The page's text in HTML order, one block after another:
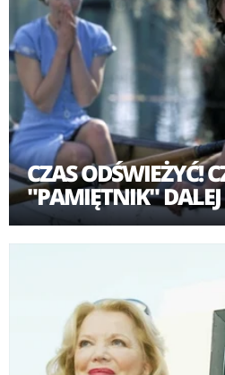
CZAS ODŚWIEŻYĆ!
"PAMIĘTNIK"